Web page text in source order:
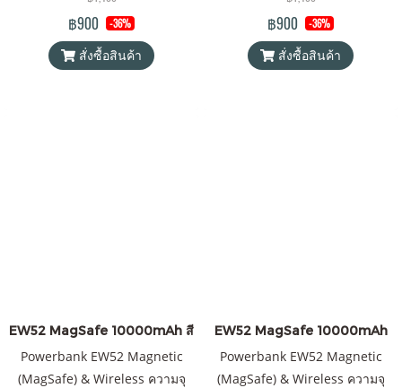
วเวอร์แบงค์ Orsen by Eloop ของ
แท้ 100% ได้รับมาตรฐาน
มอก.2879-2560 แถมฟรี! ซองใส่
฿900 -36%
สั่งซื้อสินค้า
วเวอร์แบงค์ Orsen by Eloop ของ
แท้ 100% ได้รับมาตรฐาน
มอก.2879-2560 แถมฟรี! ซองใส่
฿900 -36%
สั่งซื้อสินค้า
EW52 MagSafe 10000mAh สีดำ
Powerbank EW52 Magnetic
(MagSafe) & Wireless ความจุ
EW52 MagSafe 10000mAh
Powerbank EW52 Magnetic
(MagSafe) & Wireless ความจุ